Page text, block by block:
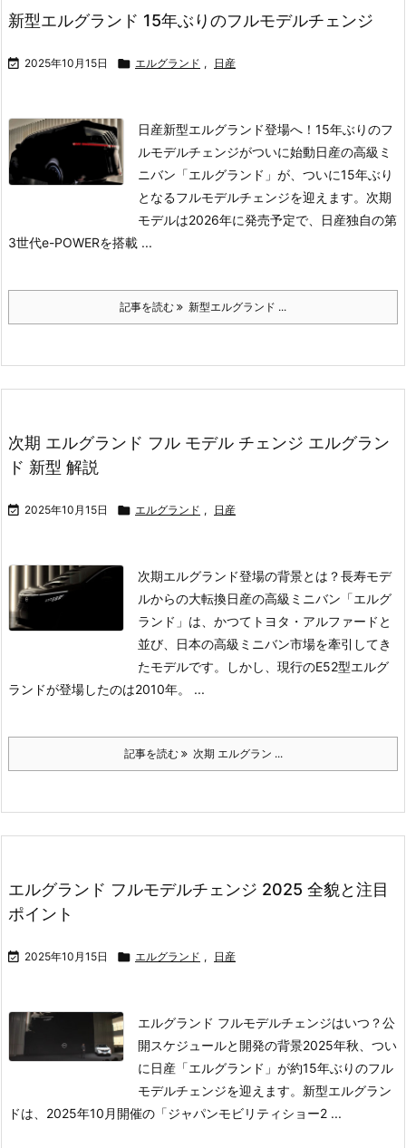
新型エルグランド 15年ぶりのフルモデルチェンジ
 2025年10月15日  エルグランド , 日産
日産新型エルグランド登場へ！15年ぶりのフ
ルモデルチェンジがついに始動日産の高級ミ
ニバン「エルグランド」が、ついに15年ぶり
となるフルモデルチェンジを迎えます。次期
モデルは2026年に発売予定で、日産独自の第
3世代e-POWERを搭載 ...
記事を読む 新型エルグランド ...
次期 エルグランド フル モデル チェンジ エルグラン
ド 新型 解説
 2025年10月15日  エルグランド , 日産
次期エルグランド登場の背景とは？長寿モデ
ルからの大転換日産の高級ミニバン「エルグ
ランド」は、かつてトヨタ・アルファードと
並び、日本の高級ミニバン市場を牽引してき
たモデルです。しかし、現行のE52型エルグ
ランドが登場したのは2010年。 ...
記事を読む 次期 エルグラン ...
エルグランド フルモデルチェンジ 2025 全貌と注目
ポイント
 2025年10月15日  エルグランド , 日産
エルグランド フルモデルチェンジはいつ？公
開スケジュールと開発の背景2025年秋、つい
に日産「エルグランド」が約15年ぶりのフル
モデルチェンジを迎えます。 新型エルグラン
ドは、2025年10月開催の「ジャパンモビリティショー2 ...